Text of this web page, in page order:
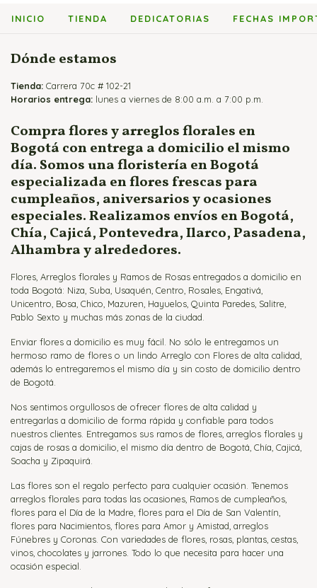
Jarrones y Floreros de Rosas
Arreglos Florales para Mamá
Arreglos para Hombres
Flores Fúnebres
Flores para Matrimonio
Flores para Nacimientos
Ramos para Aniversario
Arreglos con Orquídeas
INICIO TIENDA DEDICATORIAS FECHAS
Dónde estamos
Tienda: Carrera 70c # 102-21
Horarios entrega: lunes a viernes de 8:00 a.m. a 7:00 p.m.
Compra flores y arreglos florales en
Bogotá con entrega a domicilio el mismo
día. Somos una floristería en Bogotá
especializada en flores frescas para
cumpleaños, aniversarios y ocasiones
especiales. Realizamos envíos en Bogotá,
Chía, Cajicá, Pontevedra, Ilarco, Pasadena,
Alhambra y alrededores.
Flores, Arreglos florales y Ramos de Rosas entregados a domicilio en
toda Bogotá: Niza, Suba, Usaquén, Centro, Rosales, Engativá,
Unicentro, Bosa, Chico, Mazuren, Hayuelos, Quinta Paredes, Salitre,
Pablo Sexto y muchas más zonas de la ciudad.
Enviar flores a domicilio es muy fácil. No sólo le entregamos un
hermoso ramo de flores o un lindo Arreglo con Flores de alta calidad,
además lo entregaremos el mismo día y sin costo de domicilio dentro
de Bogotá.
Nos sentimos orgullosos de ofrecer flores de alta calidad y
entregarlas a domicilio de forma rápida y confiable para todos
nuestros clientes. Entregamos sus ramos de flores, arreglos florales y
cajas de rosas a domicilio, el mismo día dentro de Bogotá, Chía, Cajicá,
Soacha y Zipaquirá.
Las flores son el regalo perfecto para cualquier ocasión. Tenemos
arreglos florales para todas las ocasiones, Ramos de cumpleaños,
flores para el Día de la Madre, flores para el Día de San Valentín,
flores para Nacimientos, flores para Amor y Amistad, arreglos
Fúnebres y Coronas. Con variedades de flores, rosas, plantas, cestas,
vinos, chocolates y jarrones. Todo lo que necesita para hacer una
ocasión especial.